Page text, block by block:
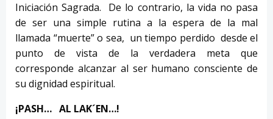
Iniciación Sagrada. De lo contrario, la vida no pasa
de ser una simple rutina a la espera de la mal
llamada “muerte” o sea, un tiempo perdido desde el
punto de vista de la verdadera meta que
corresponde alcanzar al ser humano consciente de
su dignidad espiritual.
¡PASH… AL LAK´EN…!